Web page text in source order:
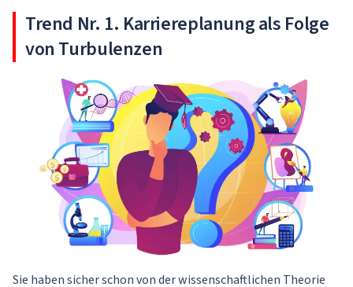
Trend Nr. 1. Karriereplanung als Folge
von Turbulenzen
Sie haben sicher schon von der wissenschaftlichen Theorie